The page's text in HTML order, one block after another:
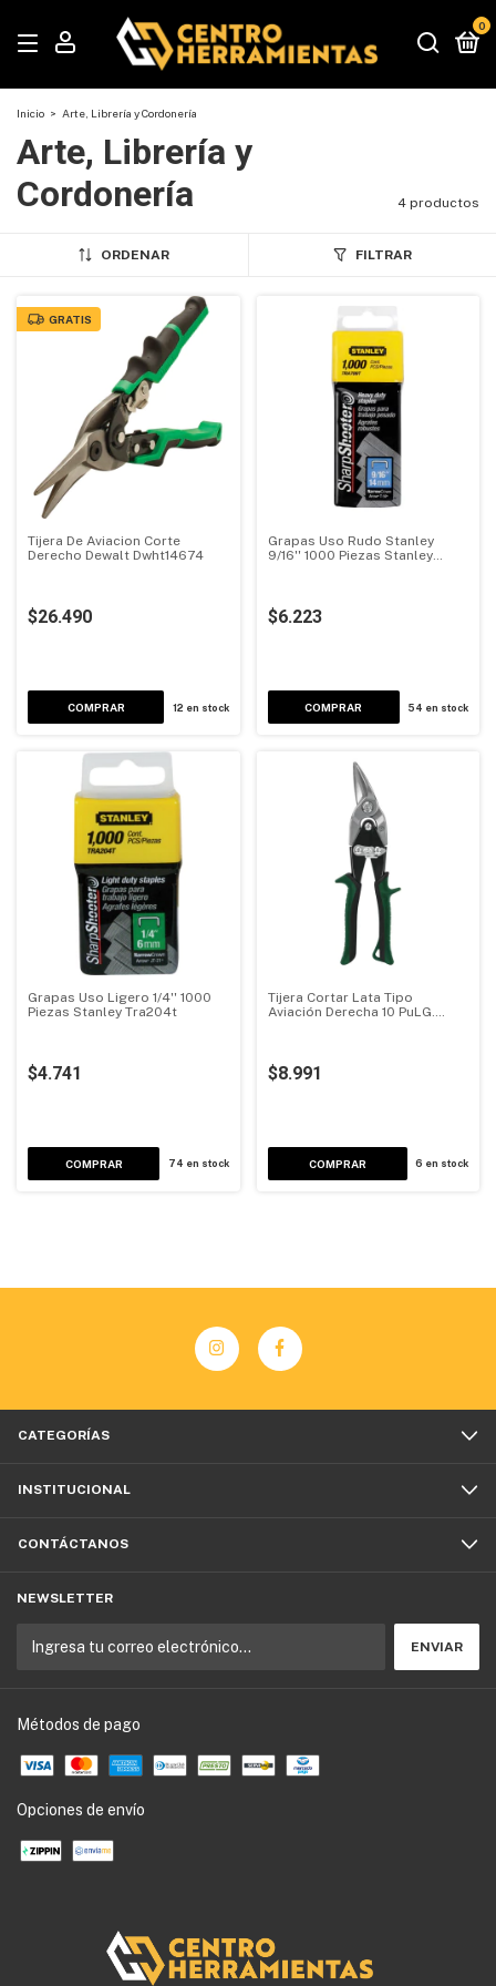
0
Inicio > Arte, Librería y Cordonería
Arte, Librería y
Cordonería
4 productos
ORDENAR FILTRAR
GRATIS
Tijera De Aviacion Corte
Derecho Dewalt Dwht14674
$26.490
COMPRAR 12 en stock
Grapas Uso Rudo Stanley
9/16'' 1000 Piezas Stanley
$6.223
54 en stock
Grapas Uso Ligero 1/4'' 1000
Piezas Stanley Tra204t
$4.741
74 en stock
Tijera Cortar Lata Tipo
Aviación Derecha 10 PuLG.
$8.991
COMPRAR 6 en stock
CATEGORÍAS
INSTITUCIONAL
CONTÁCTANOS
NEWSLETTER
Métodos de pago
Opciones de envío